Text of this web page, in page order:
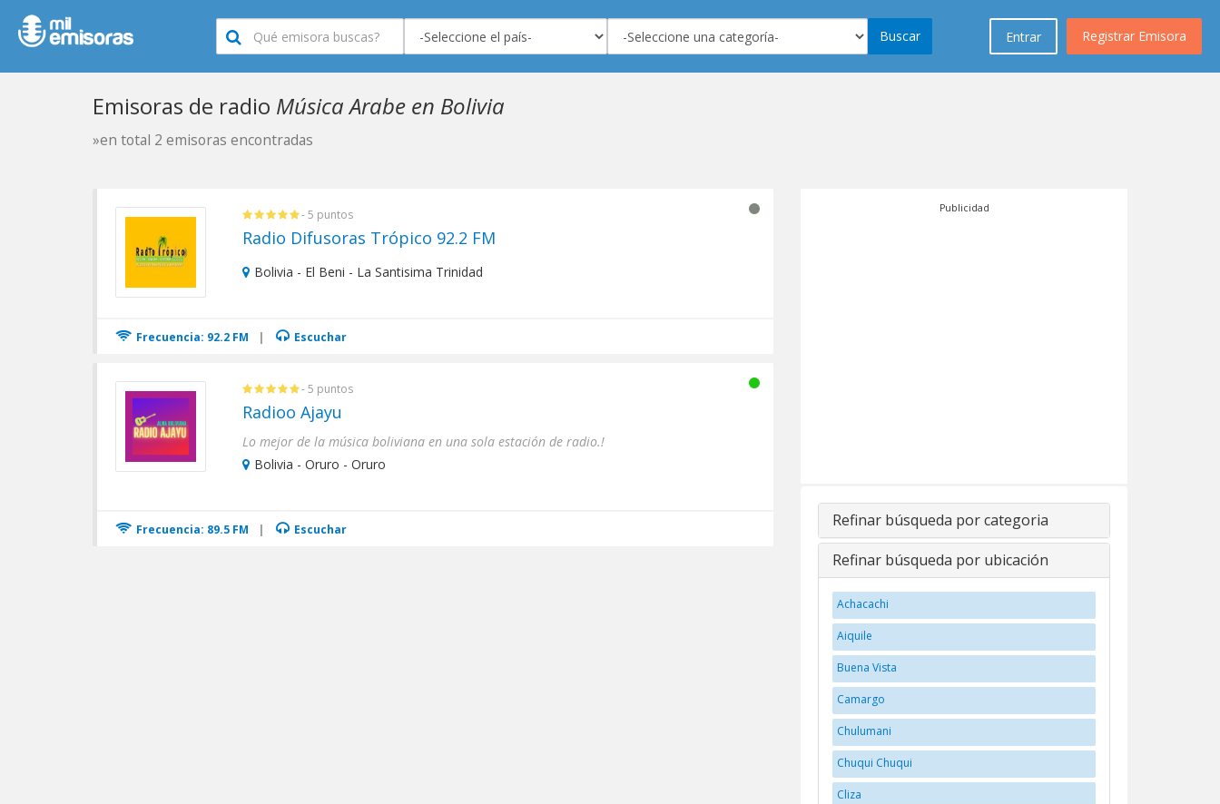
Registrar Emisora
Entrar
Buscar
Emisoras de radio Música Arabe en Bolivia
»en total 2 emisoras encontradas
- 5 puntos
Radio Difusoras Trópico 92.2 FM
Bolivia - El Beni - La Santisima Trinidad
Frecuencia: 92.2 FM | Escuchar
- 5 puntos
Radioo Ajayu
Lo mejor de la música boliviana en una sola estación de radio.!
Bolivia - Oruro - Oruro
Frecuencia: 89.5 FM | Escuchar
Publicidad
Refinar búsqueda por categoria
Refinar búsqueda por ubicación
Achacachi
Aiquile
Buena Vista
Camargo
Chulumani
Chuqui Chuqui
Cliza